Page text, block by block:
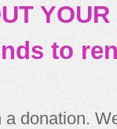
to
donation.